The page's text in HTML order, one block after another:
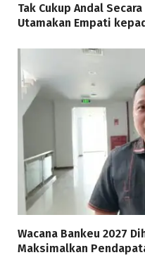
Tak Cukup Andal
Utamakan Empati
Wacana Bankeu 2027
Maksimalkan